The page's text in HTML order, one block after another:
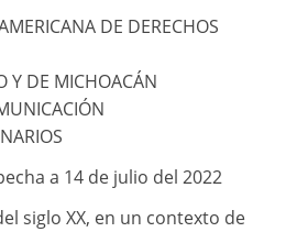
DE DERECHOS
Y DE MICHOACÁN
a 14 de julio del 2022
siglo XX, en un contexto de